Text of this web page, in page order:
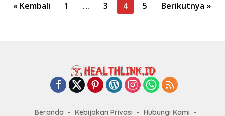
« Kembali 1 … 3 4 5 Berikutnya »
Beranda Kebijakan Privasi Hubungi Kami